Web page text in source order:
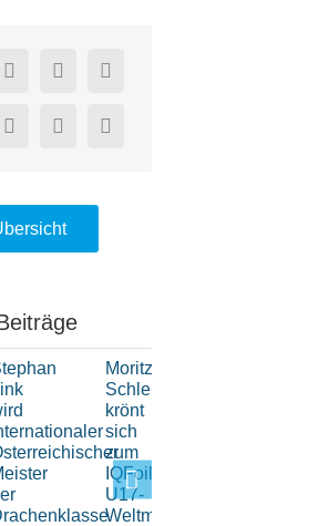
Moritz
Schleicher
krönt
sich
zum
IQFoil
U17-
Weltmeister